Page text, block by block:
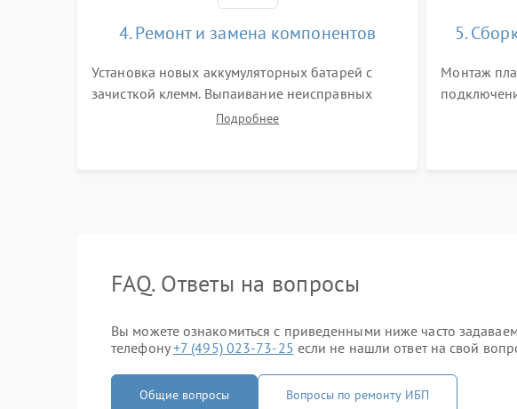
4. Ремонт и замена компонентов
Установка новых аккумуляторных батарей с
зачисткой клемм. Выпаивание неисправных
элементов инвертора или цепи зарядки и
Подробнее
5.
Монтаж
ПК для
FAQ. Ответы на вопросы
Вы можете ознакомиться с приведенными ниже часто
телефону+7 (495) 023-73-25 если не нашли ответ на свой
Общие вопросы Вопросы по ремонту ИБП